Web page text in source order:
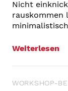
Nicht
rauskommen
Weiterlesen
WORKSHOP-